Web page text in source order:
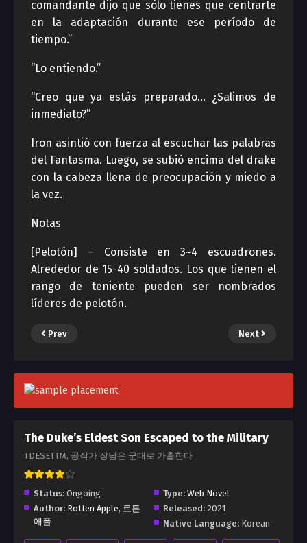
comandante dijo que sólo tienes que centrarte
en la adaptación durante ese período de
tiempo.”
“Lo entiendo.”
“Creo que ya estás preparado… ¿Salimos de
inmediato?”
Iron asintió con fuerza al escuchar las palabras
del Fantasma. Luego, se subió encima del drake
con la cabeza llena de preocupación y miedo a
la vez.
Notas
[Pelotón] – Consiste en 3~4 escuadrones.
Alrededor de 15-40 soldados. Los que tienen el
rango de teniente pueden ser nombrados
líderes de pelotón.
Prev Next
The Duke’s Eldest Son Escaped to the Military
TDESETTM, 공작가 장남은 군대로 가출한다
Status: Ongoing Type: Web Novel
Author: Rotten Apple, 로튼
애플
Released: 2021
Native Language: Korean